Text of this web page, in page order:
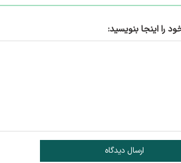
را اینجا بنویسید:
ارسال دیدگاه